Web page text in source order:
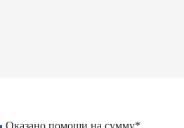
Оказано помощи на сумму*